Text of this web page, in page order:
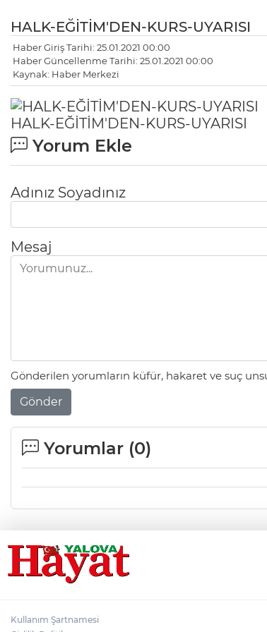
HALK-EĞİTİM'DEN-KURS-UYARISI
Haber Giriş Tarihi: 25.01.2021 00:00
Haber Güncellenme Tarihi: 25.01.2021 00:00
Kaynak: Haber Merkezi
HALK-EĞİTİM'DEN-KURS-UYARISI
Yorum Ekle
Adınız Soyadınız
Mesaj
Gönderilen yorumların küfür, hakaret ve suç
Gönder
Yorumlar (0)
Kullanım Şartnamesi